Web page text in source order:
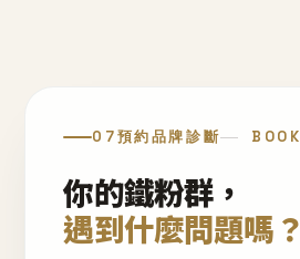
07預約品牌診斷 BOOK
你的鐵粉群，
遇到什麼問題嗎？